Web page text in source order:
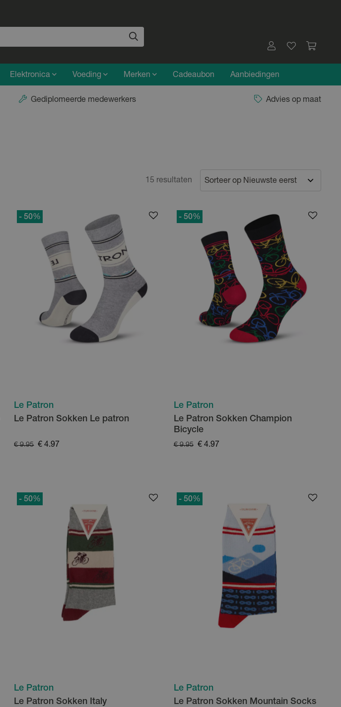
Elektronica Voeding Merken Cadeaubon Aanbiedingen
Gediplomeerde medewerkers Advies op maat
15 resultaten
- 50%
Le Patron
Le Patron Sokken Le patron
€ 9.95 € 4.97
- 50%
Le Patron
Le Patron Sokken Champion
Bicycle
€ 9.95 € 4.97
- 50%
Le Patron
Le Patron Sokken Italy
- 50%
Le Patron
Le Patron Sokken Mountain Socks